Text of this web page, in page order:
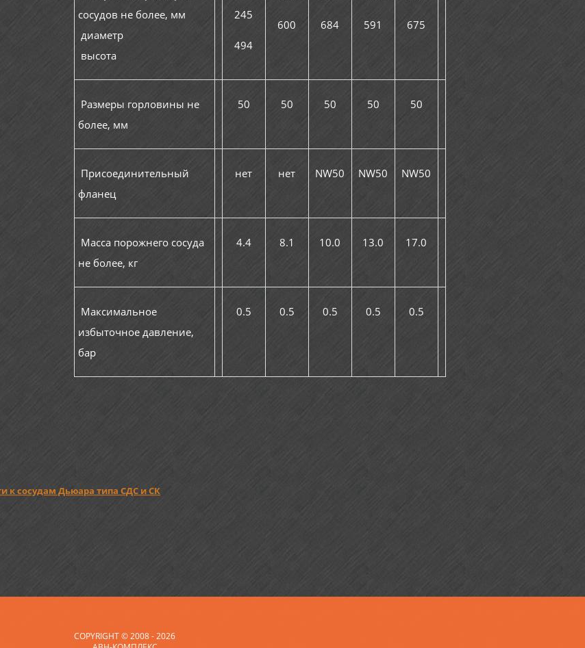
сосудов не более, мм
диаметр
высота
245
494
600 684 591 675
Размеры горловины не
более, мм
50 50 50 50 50
Присоединительный
фланец
нет нет NW50 NW50 NW50
Масса порожнего сосуда
не более, кг
4.4 8.1 10.0 13.0 17.0
Максимальное
избыточное давление,
бар
0.5 0.5 0.5 0.5 0.5
к сосудам Дьюара типа СДС и СК
COPYRIGHT © 2008 - 2026